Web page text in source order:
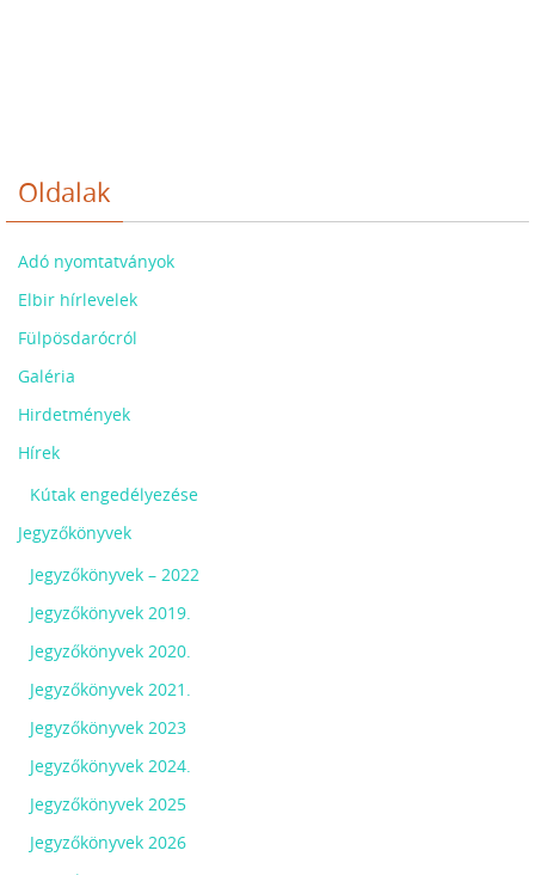
Oldalak
Adó nyomtatványok
Elbir hírlevelek
Fülpösdarócról
Galéria
Hirdetmények
Hírek
Kútak engedélyezése
Jegyzőkönyvek
Jegyzőkönyvek – 2022
Jegyzőkönyvek 2019.
Jegyzőkönyvek 2020.
Jegyzőkönyvek 2021.
Jegyzőkönyvek 2023
Jegyzőkönyvek 2024.
Jegyzőkönyvek 2025
Jegyzőkönyvek 2026